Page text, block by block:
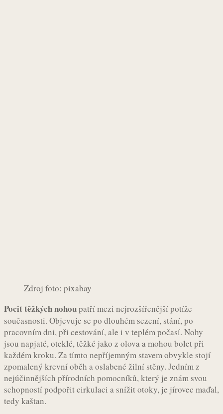
Zdroj foto: pixabay
Pocit těžkých nohoupatří mezi nejrozšířenější potíže
současnosti. Objevuje se po dlouhém sezení, stání, po
pracovním dni, při cestování, ale i v teplém počasí. Nohy
jsou napjaté, oteklé, těžké jako z olova a mohou bolet při
každém kroku. Za tímto nepříjemným stavem obvykle stojí
zpomalený krevní oběh a oslabené žilní stěny. Jedním z
nejúčinnějších přírodních pomocníků, který je znám svou
schopností podpořit cirkulaci a snížit otoky, je jírovec maďal,
tedy kaštan.